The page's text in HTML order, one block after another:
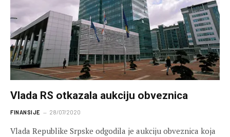
Vlada RS otkazala aukciju obveznica
FINANSIJE 28/07/2020
Vlada Republike Srpske odgodila je aukciju obveznica koja